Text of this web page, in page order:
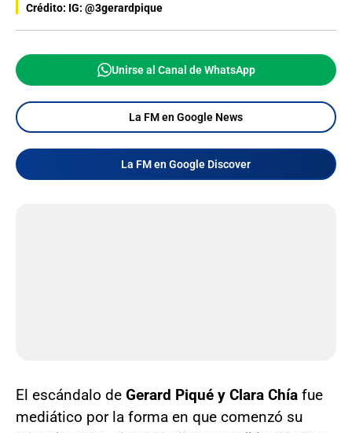
Crédito: IG: @3gerardpique
Unirse al Canal de WhatsApp
La FM en Google News
La FM en Google Discover
El escándalo de Gerard Piqué y Clara Chía fue
mediático por la forma en que comenzó su